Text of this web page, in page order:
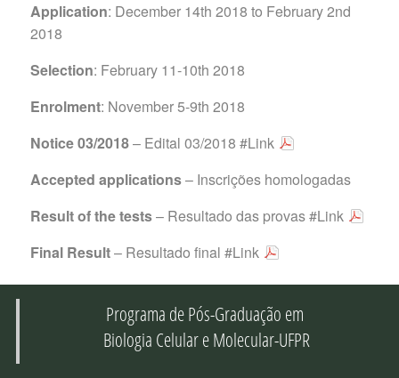
Application: December 14th 2018 to February 2nd
2018
Selection: February 11-10th 2018
Enrolment: November 5-9th 2018
Notice 03/2018– Edital 03/2018 #Link
Accepted applications– Inscrições homologadas
Result of the tests– Resultado das provas#Link
Final Result– Resultado final #Link
Programa de Pós-Graduação em
Biologia Celular e Molecular-UFPR